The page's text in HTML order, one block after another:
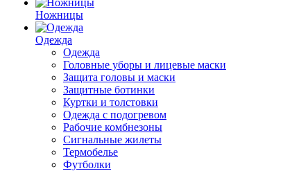
Ножницы
Одежда
Одежда
Головные уборы и лицевые маски
Защита головы и маски
Защитные ботинки
Куртки и толстовки
Одежда с подогревом
Рабочие комбнезоны
Сигнальные жилеты
Термобелье
Футболки